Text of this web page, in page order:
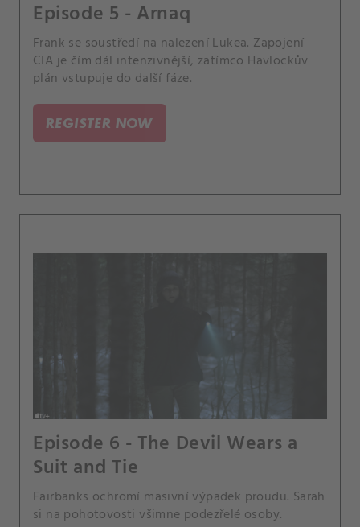
Episode 5 - Arnaq
Frank se soustředí na nalezení Lukea. Zapojení
CIA je čím dál intenzivnější, zatímco Havlockův
plán vstupuje do další fáze.
REGISTER NOW
Episode 6 - The Devil Wears a
Suit and Tie
Fairbanks ochromí masivní výpadek proudu. Sarah
si na pohotovosti všimne podezřelé osoby.